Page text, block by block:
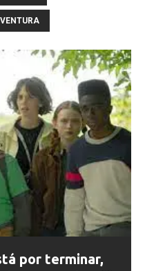
VENTURA
por terminar,